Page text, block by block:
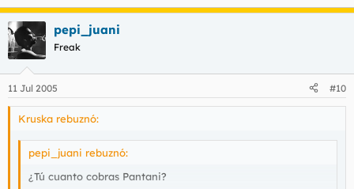
pepi_juani
Freak
11 Jul 2005 #10
Kruska rebuznó:
pepi_juani rebuznó:
¿Tú cuanto cobras Pantani?